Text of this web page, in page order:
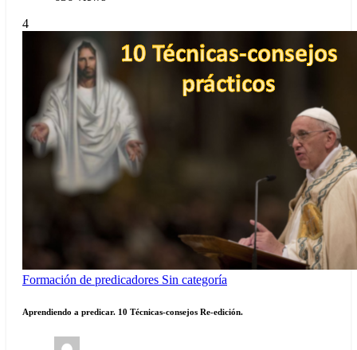
4
Formación de predicadores Sin categoría
Aprendiendo a predicar. 10 Técnicas-consejos Re-edición.